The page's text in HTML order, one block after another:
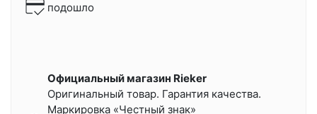
подошло
Официальный магазин Rieker
Оригинальный товар. Гарантия качества.
Маркировка «Честный знак»